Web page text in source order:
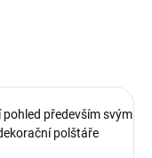
především svým
polštáře